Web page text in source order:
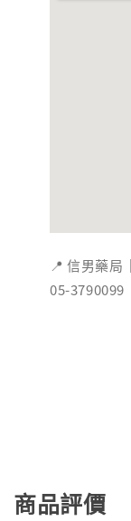
📍 信男藥局
05-3790099
商品評價